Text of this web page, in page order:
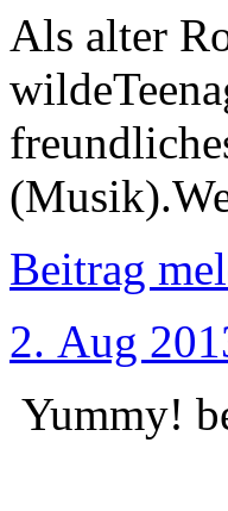
Als alter
Beitrag
2. Aug
Yummy!